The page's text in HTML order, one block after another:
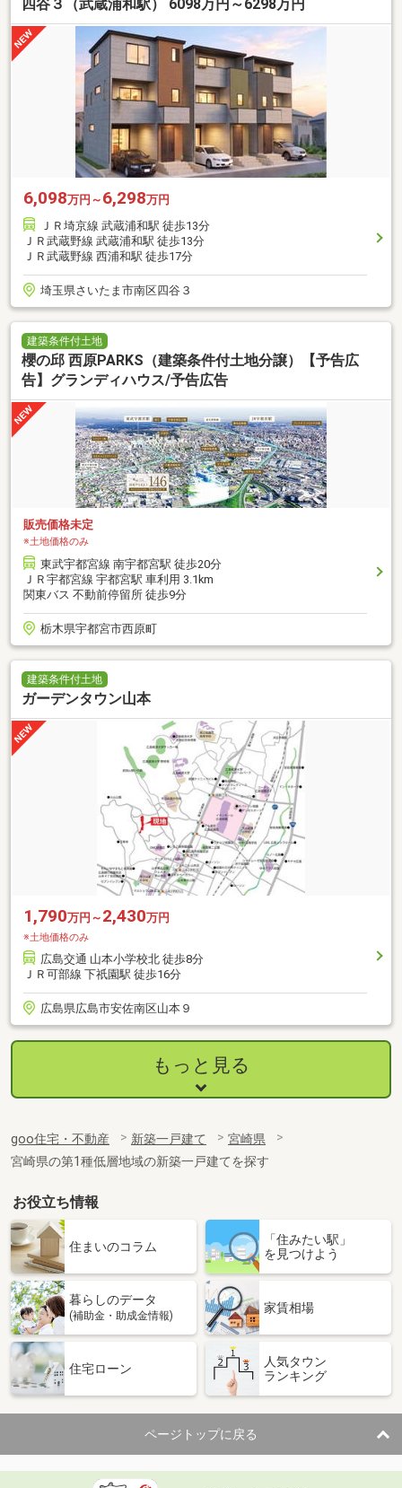
四谷３（武蔵浦和駅） 6098万円～6298万円
6,098万円～ 6,298万円
ＪＲ埼京線 武蔵浦和駅 徒歩13分
ＪＲ武蔵野線 武蔵浦和駅 徒歩13分
ＪＲ武蔵野線 西浦和駅 徒歩17分
埼玉県さいたま市南区四谷３
建築条件付土地
櫻の邱 西原PARKS（建築条件付土地分譲）【予告広
告】グランディハウス/予告広告
販売価格未定
※土地価格のみ
東武宇都宮線 南宇都宮駅 徒歩20分
ＪＲ宇都宮線 宇都宮駅 車利用 3.1km
関東バス 不動前停留所 徒歩9分
栃木県宇都宮市西原町
建築条件付土地
ガーデンタウン山本
1,790万円～ 2,430万円
※土地価格のみ
広島交通 山本小学校北 徒歩8分
ＪＲ可部線 下祇園駅 徒歩16分
広島県広島市安佐南区山本９
もっと見る
goo住宅・不動産 新築一戸建て
宮崎県
宮崎県の第1種低層地域の新築一戸建てを探す
お役立ち情報
住まいのコラム
「住みたい駅」
を見つけよう
暮らしのデータ
(補助金・助成金情報)
家賃相場
住宅ローン
人気タウン
ランキング
ページトップに戻る